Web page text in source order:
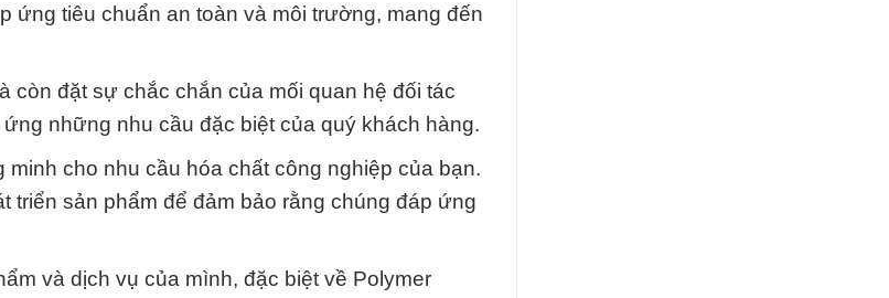
ứng tiêu chuẩn an toàn và môi trường, mang đến
còn đặt sự chắc chắn của mối quan hệ đối tác
những nhu cầu đặc biệt của quý khách hàng.
cho nhu cầu hóa chất công nghiệp của bạn.
sản phẩm để đảm bảo rằng chúng đáp ứng
và dịch vụ của mình, đặc biệt về Polymer